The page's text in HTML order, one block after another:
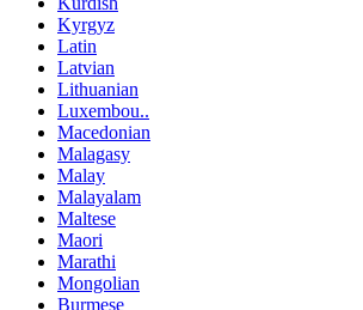
Kyrgyz
Latin
Latvian
Lithuanian
Luxembou..
Macedonian
Malagasy
Malay
Malayalam
Maltese
Maori
Marathi
Mongolian
Burmese